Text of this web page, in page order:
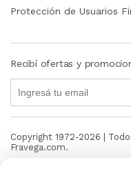
Protección de Usuarios
Recibí ofertas y
Copyright 1972-2026 |
Fravega.com.